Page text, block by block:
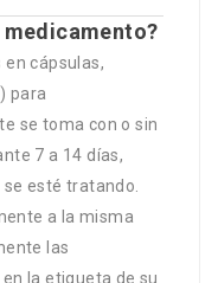
medicamento?
cápsulas,
para
se toma con o sin
7 a 14 días,
esté tratando.
a la misma
las
la etiqueta de su